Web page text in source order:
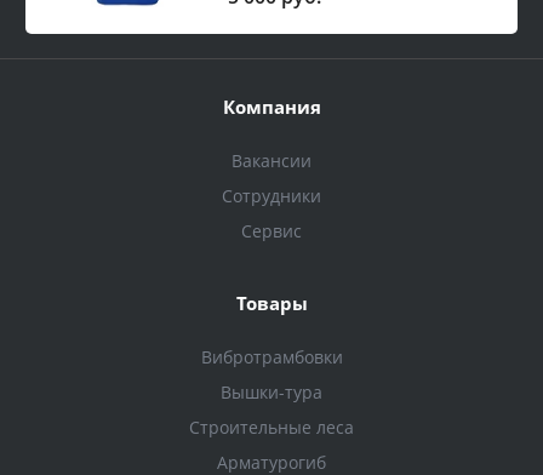
Компания
Вакансии
Сотрудники
Сервис
Товары
Вибротрамбовки
Вышки-тура
Строительные леса
Арматурогиб